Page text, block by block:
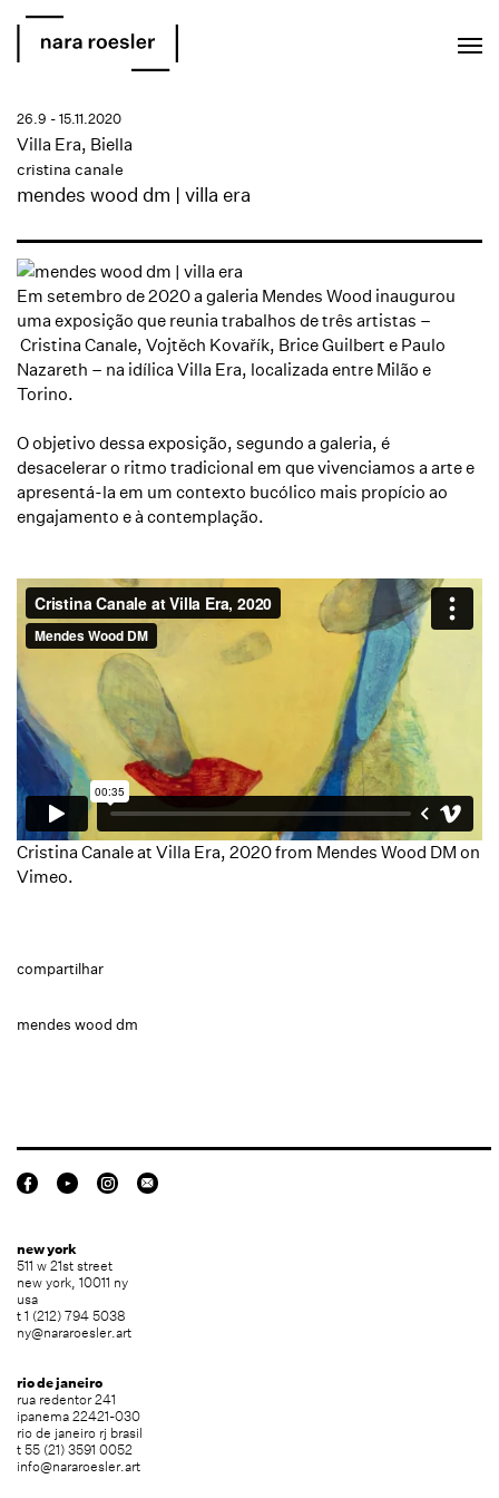
mendes wood dm | villa era
cristina canale
Villa Era, Biella
26.9 - 15.11.2020
Em setembro de 2020 a galeria Mendes Wood inaugurou
uma exposição que reunia trabalhos de três artistas –
Cristina Canale, Vojtěch Kovařík, Brice Guilbert e Paulo
Nazareth – na idílica Villa Era, localizada entre Milão e
Torino.
O objetivo dessa exposição, segundo a galeria, é
desacelerar o ritmo tradicional em que vivenciamos a arte e
apresentá-la em um contexto bucólico mais propício ao
engajamento e à contemplação.
Cristina Canale at Villa Era, 2020from Mendes Wood DM on
Vimeo.
compartilhar
mendes wood dm
new york
511 w 21st street
new york, 10011 ny
usa
t 1 (212) 794 5038
ny@nararoesler.art
rio de janeiro
rua redentor 241
ipanema 22421-030
rio de janeiro rj brasil
t 55 (21) 3591 0052
info@nararoesler.art